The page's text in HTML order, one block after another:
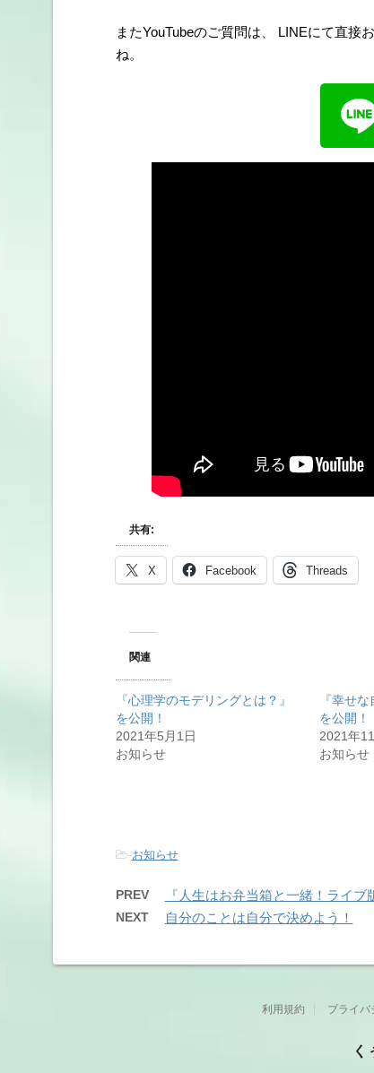
またYouTubeのご質問は、 LINEにて直接
ね。
共有:
X Facebook Threads
関連
『心理学のモデリングとは？』
を公開！
2021年5月1日
お知らせ
『幸せ
を公開！
2021年
お知らせ
-お知らせ
PREV 『人生はお弁当箱と一緒！ライブ
NEXT 自分のことは自分で決めよう！
利用規約 プライバ
く